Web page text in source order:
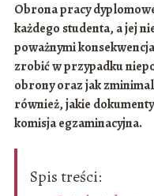
Obrona pracy
każdego studenta, a jej
poważnymi
zrobić w przypadku
obrony oraz jak
również, jakie
komisja egzaminacyjna.
Spis treści: